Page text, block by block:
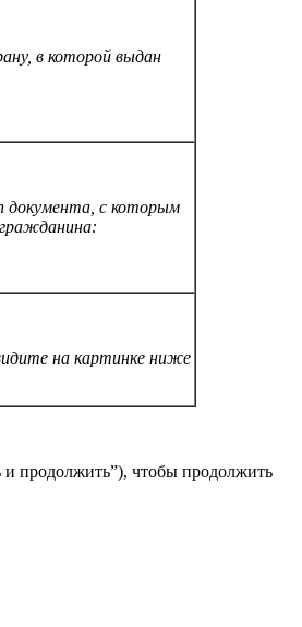
в которой выдан
документа, с которым
на картинке ниже
и продолжить”), чтобы продолжить